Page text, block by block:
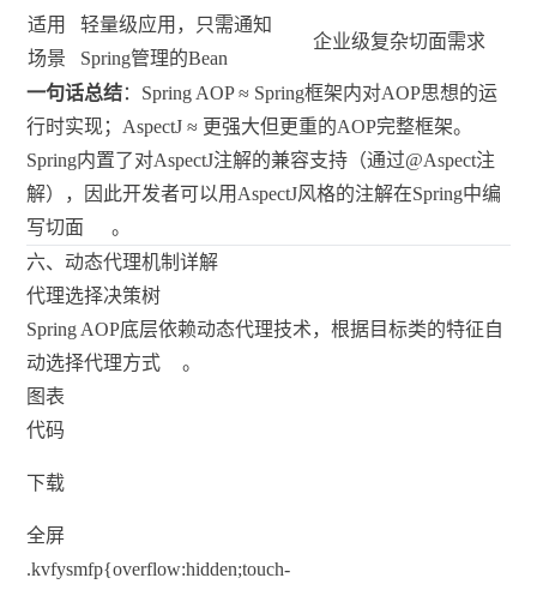
适用
场景
轻量级应用，只需通知
Spring管理的Bean
企业级复杂切面需求
一句话总结：Spring AOP ≈ Spring框架内对AOP思想的运
行时实现；AspectJ ≈ 更强大但更重的AOP完整框架。
Spring内置了对AspectJ注解的兼容支持（通过@Aspect注
解），因此开发者可以用AspectJ风格的注解在Spring中编
写切面
。
六、动态代理机制详解
代理选择决策树
Spring AOP底层依赖动态代理技术，根据目标类的特征自
动选择代理方式
。
图表
代码
下载
全屏
.kvfysmfp{overflow:hidden;touch-